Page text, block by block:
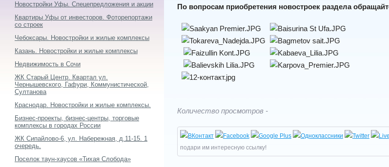
По вопросам приобретения новостроек раздела
Количество просмотров -
подари им интересную ссылку!
Новостройки Уфы. Спецепредложения и акции
Квартиры Уфы от инвесторов. Фоторепортажи
со строек
Чебоксары. Новостройки и жилые комплексы
Казань. Новостройки и жилые комплексы
Недвижимость в Сочи
ЖК Старый Центр. Квартал ул.
Чернышевского, Гафури, Коммунистической,
Султанова
Краснодар. Новостройки и жилые комплексы.
Бизнес-проекты, бизнес-центры, торговые
комплексы в городах России
ЖК Сипайлово-6, ул. Набережная, д.11-15. 1
очередь.
Поселок таун-хаусов «Тихая Слобода»